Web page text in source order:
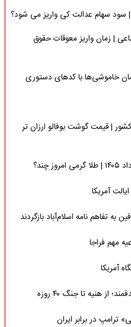
| سود سهام عدالت کی واریز می شود؟
| زمان واریز معوقات حقوق
خاموشی‌ها با کدهای دستوری
| قیمت گوشت بوفالو ارزان تر
تفاهم نامه اسلام‌آباد بازگردند
مهم فراجا
هنیه تا جنگ ۴۰ روزه
ترامپ در برابر ایران